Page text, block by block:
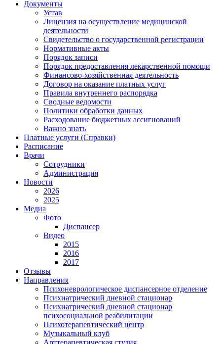
Документы
Устав
Лицензия на осуществление медицинской
деятельности
Свидетельство о государственной регистрации
Нормативные акты
Порядок записи
Порядок предоставления лекарственной помощи
Финансово-хозяйственная деятельность
Договор на оказание платных услуг
Правила внутреннего распорядка
Сводные ведомости
Политики обработки данных
Расходование бюджетных ассигнований
Важно знать
Платные услуги (Справки)
Расписание
Врачи
Сотрудники
Администрация
Новости
2026
2025
Медиа
Фото
Диспансер
Видео
2015
2016
2017
Отзывы
Направления
Психоневрологическое диспансерное отделение
Психиатрический дневной стационар
Психиатрический дневной стационар
психосоциальной реабилитации
Психотерапевтический центр
Музыкальный клуб
Арттерапевтическая студия